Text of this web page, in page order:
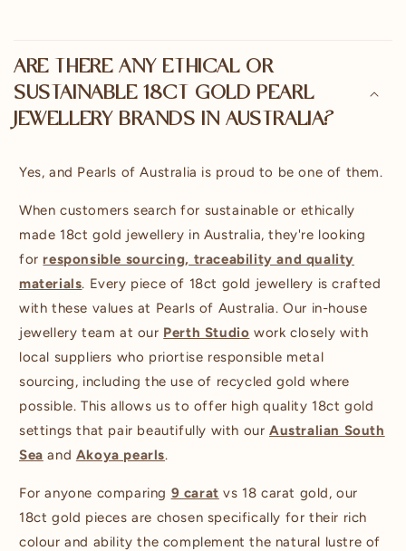
叠
内
容
ARE THERE ANY ETHICAL OR
SUSTAINABLE 18CT GOLD PEARL
JEWELLERY BRANDS IN AUSTRALIA?
Yes, and Pearls of Australia is proud to be one of them.
When customers search for sustainable or ethically
made 18ct gold jewellery in Australia, they're looking
forresponsible sourcing, traceability and quality
materials. Every piece of 18ct gold jewellery is crafted
with these values at Pearls of Australia. Our in-house
jewellery team at our Perth Studio work closely with
local suppliers who priortise responsible metal
sourcing, including the use of recycled gold where
possible. This allows us to offer high quality 18ct gold
settings that pair beautifully with ourAustralian South
Sea and Akoya pearls.
For anyone comparing 9 carat vs 18 carat gold, our
18ct gold pieces are chosen specifically for their rich
colour and ability the complement the natural lustre of